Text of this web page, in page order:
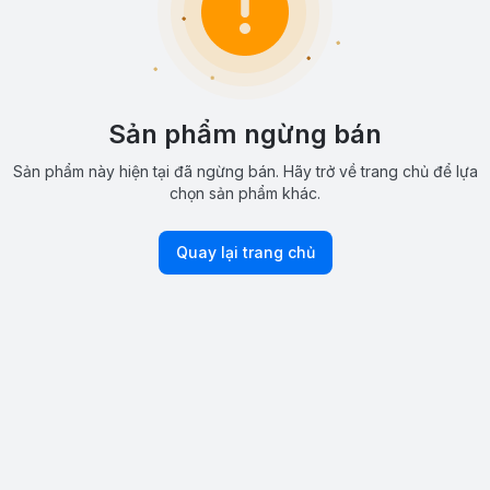
Sản phẩm ngừng bán
Sản phẩm này hiện tại đã ngừng bán. Hãy trở về trang chủ để lựa
chọn sản phẩm khác.
Quay lại trang chủ